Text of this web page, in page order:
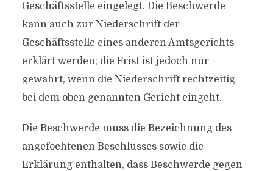
Geschäftsstelle eingelegt. Die Beschwerde
kann auch zur Niederschrift der
Geschäftsstelle eines anderen Amtsgerichts
erklärt werden; die Frist ist jedoch nur
gewahrt, wenn die Niederschrift rechtzeitig
bei dem oben genannten Gericht eingeht.
Die Beschwerde muss die Bezeichnung des
angefochtenen Beschlusses sowie die
Erklärung enthalten, dass Beschwerde gegen